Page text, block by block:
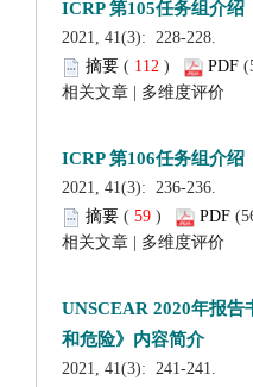
2021, 41(3): 228-228.
(
)
2021, 41(3): 236-236.
(
)
2021, 41(3): 241-241.